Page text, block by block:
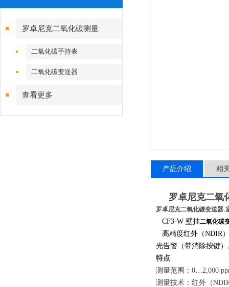
罗卓尼克二氧化碳测量
二氧化碳手持表
二氧化碳变送器
查看更多
产品介绍 相
罗卓尼克二氧
罗卓尼克二氧化碳变送器-
CF3-W 壁挂二氧化碳
高精度红外（NDIR
光告警（带消除按键）
特点
测量范围：0…2,000
测量技术：红外（